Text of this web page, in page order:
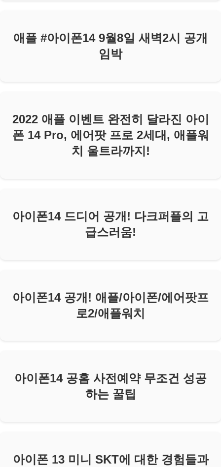
애플 #아이폰14 9월8일 새벽2시 공개
임박
2022 애플 이벤트 완전히 달라진 아이
폰 14 Pro, 에어팟 프로 2세대, 애플워
치 울트라까지!
아이폰14 드디어 공개! 다크퍼플의 고
급스러움!
아이폰14 공개! 애플/아이폰/에어팟프
로2/애플워치
아이폰14 공홈 사전예약 무조건 성공
하는 꿀팁
아이폰 13 미니 SKT에 대한 경험들과